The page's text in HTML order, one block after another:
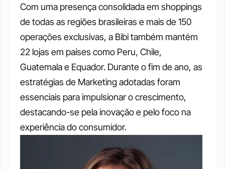
Com uma presença consolidada em shoppings
de todas as regiões brasileiras e mais de 150
operações exclusivas, a Bibi também mantém
22 lojas em países como Peru, Chile,
Guatemala e Equador. Durante o fim de ano, as
estratégias de Marketing adotadas foram
essenciais para impulsionar o crescimento,
destacando-se pela inovação e pelo foco na
experiência do consumidor.